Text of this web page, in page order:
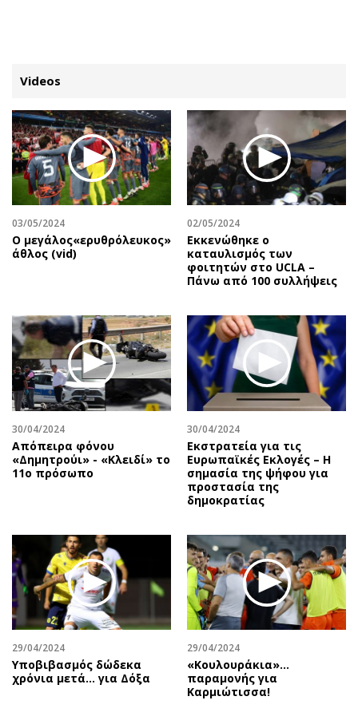
ΚΑΤΗΓΟΡΙΕΣ ΣΥΝΔΕΣΗ
Κύπρος
Παιδεία
Υγεία
Πολιτική
Βουλευτικές 2026
Δημοσκοπήσεις
Διπλωματία
Αθλητισμός
Κύπρος
Διεθνή
Κληρώσεις Allwyn
Real Estate
Επιχειρήσεις
Αγορές
Money Review
AstroBank Properties
Trends
Ενέργεια
Απόψεις
Αρθρογραφία
The Hill
Υγεία
Αγγελίες
Ενοικιάζονται
Ζητούν εργασία
Θέσεις εργασίας
Geek
Νέα
Social
Αυτοκίνηση
Αφιερώματα
Πολιτική
Οικονομία
Γενικά
Αναδρομές
Πρόσωπα
Περιβάλλον
Good Life
Γυναίκα
Showbiz
Videos
03/05/2024
O μεγάλος«ερυθρόλευκος»
άθλος (vid)
02/05/2024
Εκκενώθηκε ο
καταυλισμός των
φοιτητών στο UCLA –
Πάνω από 100 συλλήψεις
30/04/2024
Απόπειρα φόνου
«Δημητρούι» - «Κλειδί» το
11ο πρόσωπο
30/04/2024
Εκστρατεία για τις
Eυρωπαϊκές Eκλογές – Η
σημασία της ψήφου για
προστασία της
δημοκρατίας
29/04/2024
Υποβιβασμός δώδεκα
χρόνια μετά... για Δόξα
29/04/2024
«Κουλουράκια»…
παραμονής για
Καρμιώτισσα!